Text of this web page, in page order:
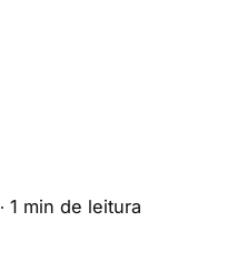
∙ 1 min de leitura